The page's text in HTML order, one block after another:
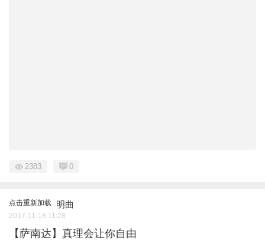
2383 0
点击重新加载 明曲
2017-11-18 11:28
【萨南达】真理会让你自由